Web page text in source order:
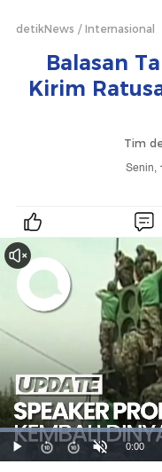
detikNews Internasional
Balasan
Kirim
Tim
Senin,